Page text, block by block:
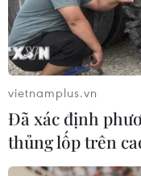
vietnamplus.vn
Đã xác định
thủng lốp trên